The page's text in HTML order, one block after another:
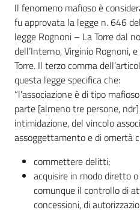
Tutelare
Impresa
e
Consumatore
Impresa
Digitale
Sostenibile
Il fenomeno mafioso è
fu approvata la legge n. 646
legge Rognoni – La Torre dal
dell’Interno, Virginio Rognoni,
Torre. Il terzo comma
questa legge specifica che:
“l'associazione è di tipo
parte [almeno tre persone,
intimidazione, del vincolo
assoggettamento e di omertà
commettere delitti;
acquisire in modo diretto
comunque il controllo di
concessioni, di